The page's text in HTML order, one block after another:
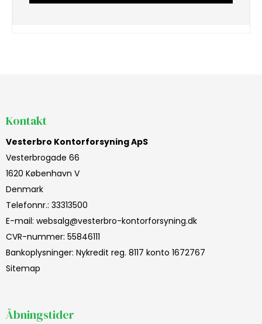
Kontakt
Vesterbro Kontorforsyning ApS
Vesterbrogade 66
1620 København V
Denmark
Telefonnr.: 33313500
E-mail: websalg@vesterbro-kontorforsyning.dk
CVR-nummer: 55846111
Bankoplysninger: Nykredit reg. 8117 konto 1672767
Sitemap
Åbningstider